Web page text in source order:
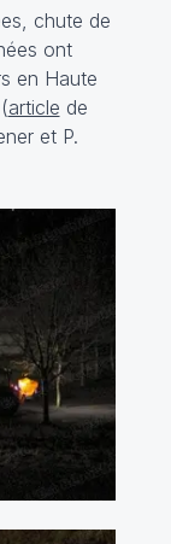
chute de
ont
en Haute
article de
et P.